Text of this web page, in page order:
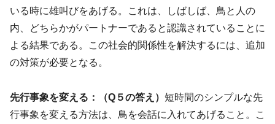
いる時に雄叫びをあげる。これは、しばしば、鳥と人の
内、どちらかがパートナーであると認識されていることに
よる結果である。この社会的関係性を解決するには、追加
の対策が必要となる。
先行事象を変える： （Q５の答え） 短時間のシンプルな先
行事象を変える方法は、鳥を会話に入れてあげること。こ